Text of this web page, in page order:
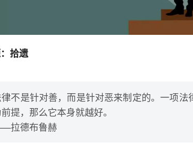
拾遗
不是针对善，而是针对恶来制定的。一项
提，那么它本身就越好。
拉德布鲁赫